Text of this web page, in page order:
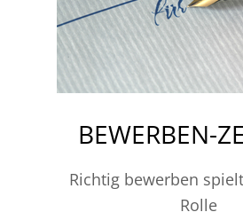
BEWERBEN-
Richtig bewerben
Rolle